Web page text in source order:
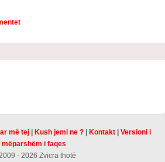
më tej| Kush jemi ne ?| Kontakt| Versioni i
mëparshëm i faqes
- 2026 Zvicra thotë